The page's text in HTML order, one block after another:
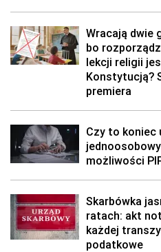
Wracają dwie
bo
lekcji religii
Konstytucją?
premiera
Czy to koniec
możliwości
Skarbówka
ratach: akt
każdej
podatkowe